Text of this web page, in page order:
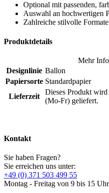
Optional mit passenden,
Auswahl an hochwertigen
Zahlreiche stilvolle
Produktdetails
Mehr
Designlinie Ballon
Papiersorte Standardpapier
Lieferzeit
Dieses Produkt
(Mo-Fr) geliefert.
Kontakt
Sie haben Fragen?
Sie erreichen uns unter:
+49 (0) 371 503 499 55
Montag - Freitag von 9 bis 15 Uhr